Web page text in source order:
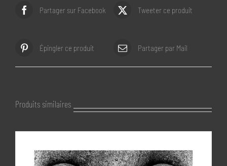
Partager sur Facebook Tweeter ce produit
Épingler ce produit Partager par Mail
Produits similaires